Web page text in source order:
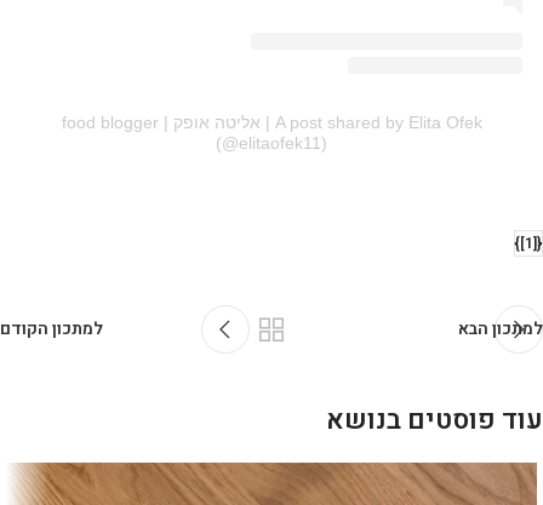
A post shared by Elita Ofek | אליטה אופק | food blogger
(@elitaofek11)
{[1]}
למתכון הבא למתכון הקודם
עוד פוסטים בנושא